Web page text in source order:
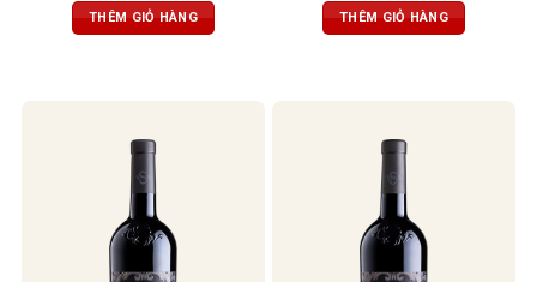
rượu mạnh mẽ, tròn đầy, tannin
mượt mà và hậu vị kéo dài ấm áp,
THÊM GIỎ HÀNG
sâu cuốn hút. Vị rượu đậm đà, dày
dặn với trái cây đen, vị đất, thịt đậm
THÊM GIỎ HÀNG